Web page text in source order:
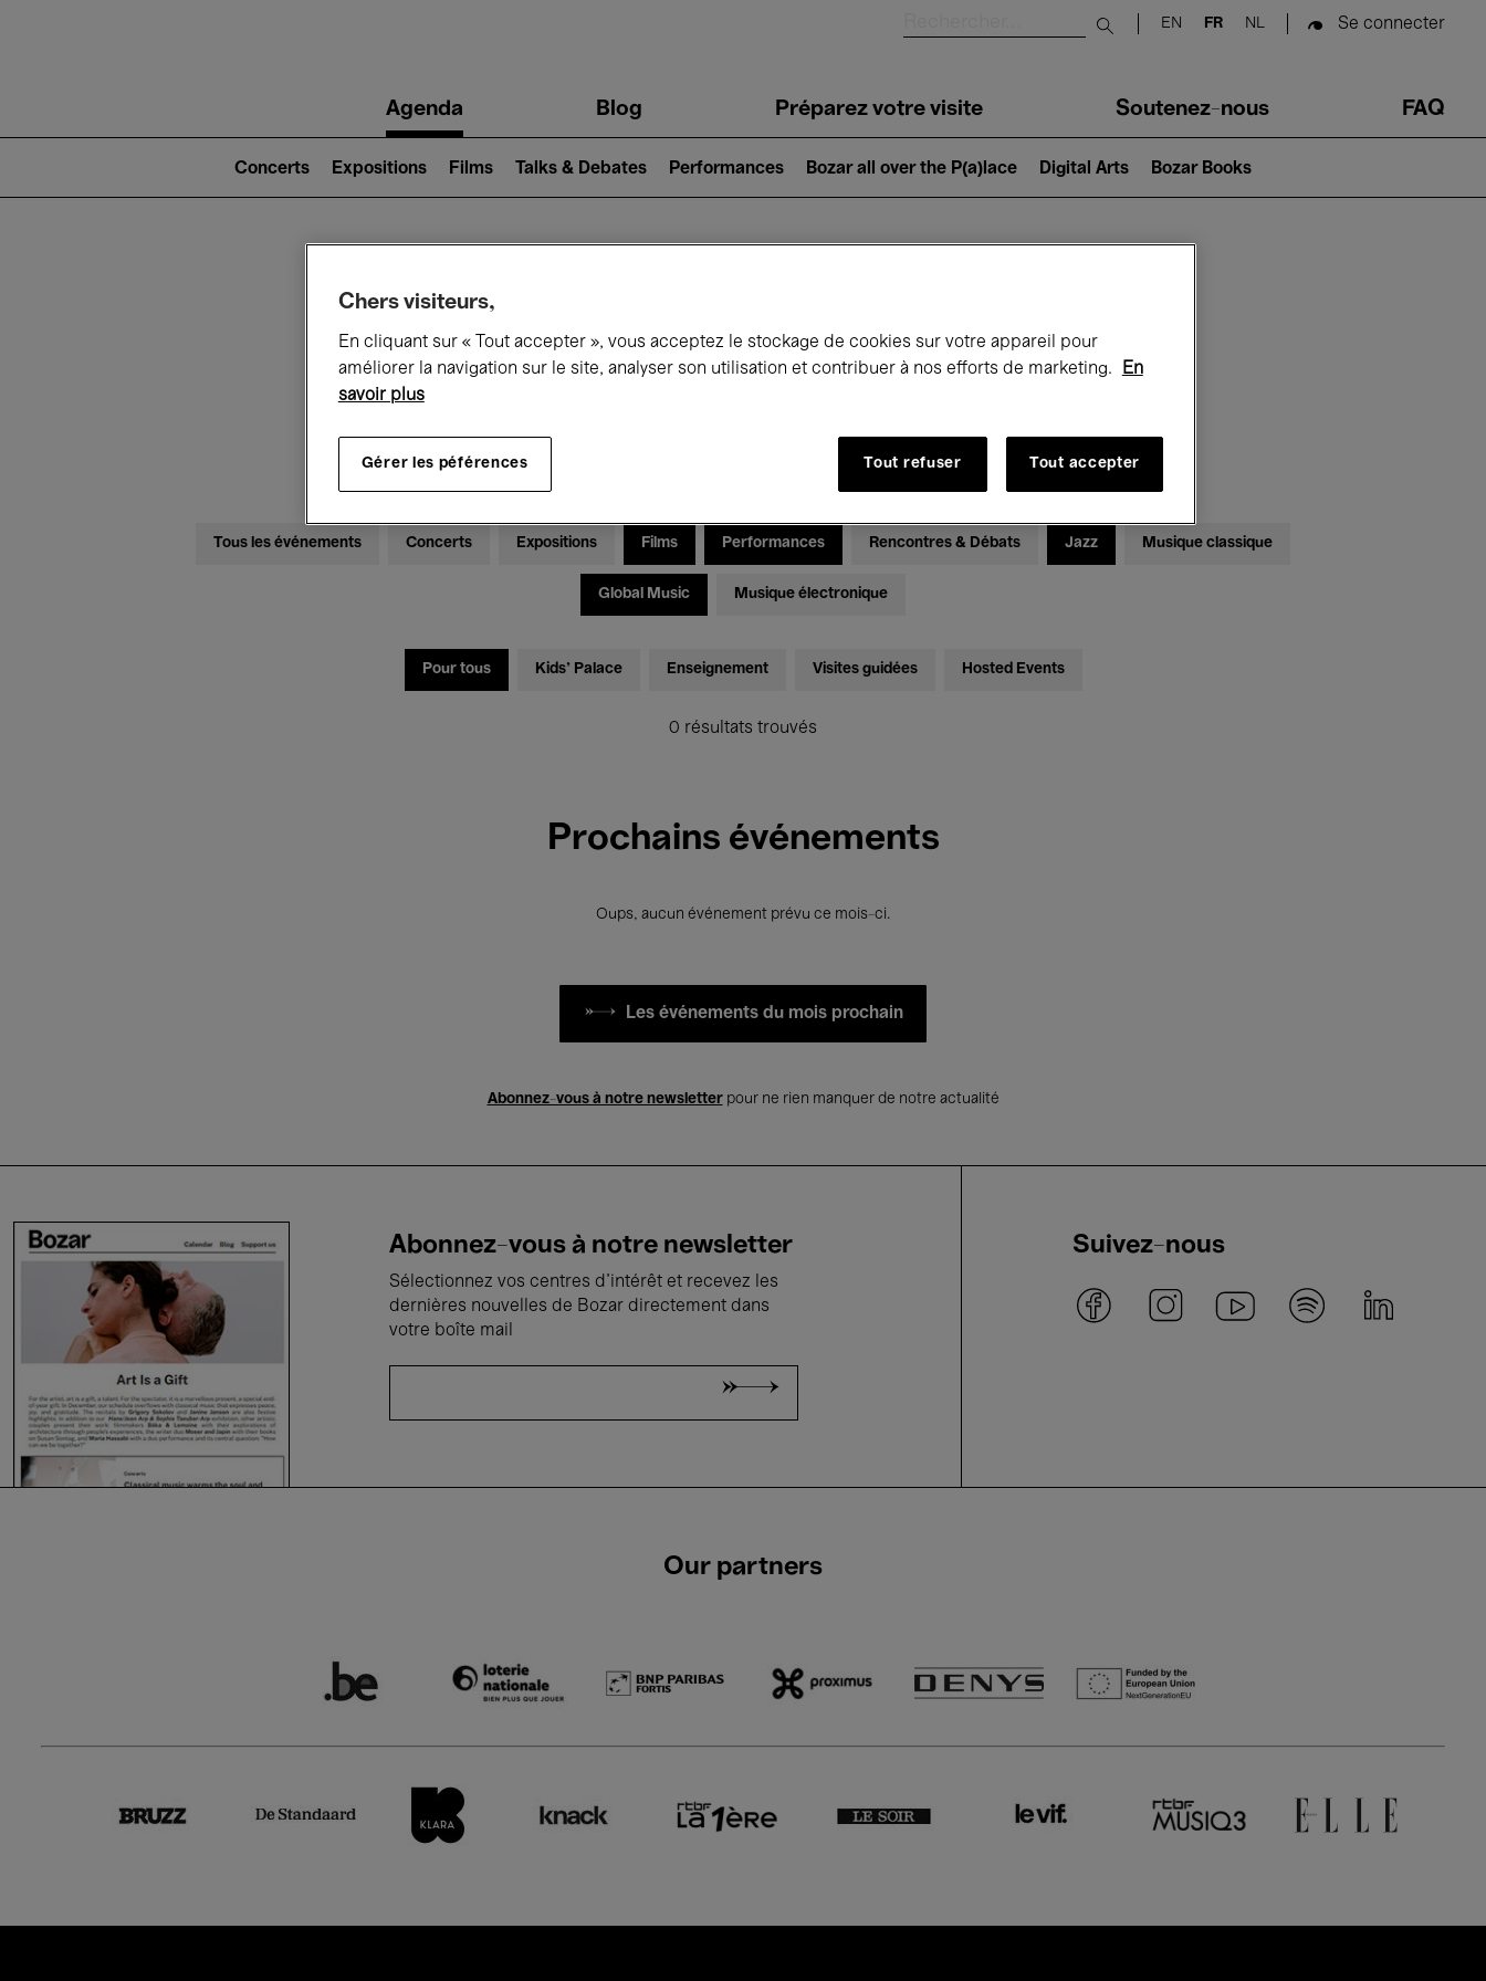
Submit search
EN FR NL Se connecter
navigationAgenda Blog Préparez votre visite Soutenez-nous FAQ
2)
Concerts Expositions Films Talks & Debates Performances Bozar all over the P(a)lace Digital Arts Bozar Books
Ce qui se passe à Bozar
Tous les événements Concerts Expositions Films Performances Rencontres & Débats Jazz Musique classique
Global Music Musique électronique
Pour tous Kids’ Palace Enseignement Visites guidées Hosted Events
0 résultats trouvés
Prochains événements
Oups, aucun événement prévu ce mois-ci.
Les événements du mois prochain
Abonnez-vous à notre newsletterpour ne rien manquer de notre actualité
Abonnez-vous à notre newsletter
Sélectionnez vos centres d'intérêt et recevez les
dernières nouvelles de Bozar directement dans
votre boîte mail
Suivez-nous
Our partners
Chers visiteurs,
En cliquant sur « Tout accepter », vous acceptez le stockage de cookies sur votre appareil pour
améliorer la navigation sur le site, analyser son utilisation et contribuer à nos efforts de marketing.
En
savoir plus
Gérer les péférences Tout refuser Tout accepter